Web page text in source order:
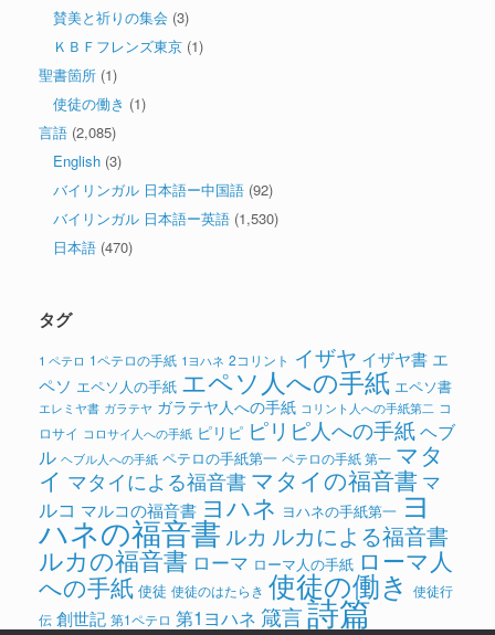
賛美と祈りの集会 (3)
ＫＢＦフレンズ東京 (1)
聖書箇所 (1)
使徒の働き (1)
言語 (2,085)
English (3)
バイリンガル 日本語ー中国語 (92)
バイリンガル 日本語ー英語 (1,530)
日本語 (470)
タグ
1 ペテロ 1ペテロの手紙 1ヨハネ 2コリント イザヤ イザヤ書 エ
ペソ エペソ人の手紙 エペソ人への手紙 エペソ書
エレミヤ書 ガラテヤ ガラテヤ人への手紙 コリント人への手紙第二 コ
ロサイ コロサイ人への手紙 ピリピ ピリピ人への手紙ヘブ
ル ヘブル人への手紙 ペテロの手紙第一 ペテロの手紙 第一 マタ
イ マタイによる福音書 マタイの福音書 マ
ルコ マルコの福音書 ヨハネ ヨハネの手紙第一 ヨ
ハネの福音書 ルカ ルカによる福音書
ルカの福音書 ローマ ローマ人の手紙 ローマ人
への手紙 使徒 使徒のはたらき 使徒の働き 使徒行
伝 創世記 第1ペテロ 第1ヨハネ 箴言詩篇